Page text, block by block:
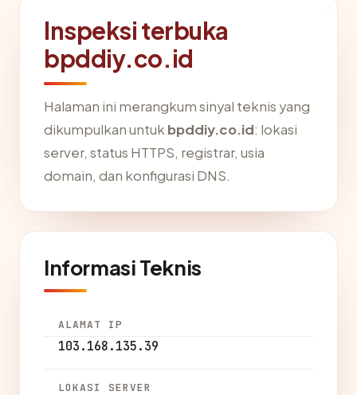
Inspeksi terbuka
bpddiy.co.id
Halaman ini merangkum sinyal teknis yang
dikumpulkan untuk bpddiy.co.id: lokasi
server, status HTTPS, registrar, usia
domain, dan konfigurasi DNS.
Informasi Teknis
ALAMAT IP
103.168.135.39
LOKASI SERVER